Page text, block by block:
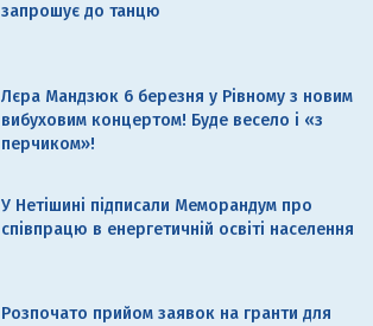
запрошує до танцю
Лєра Мандзюк 6 березня у Рівному з новим
вибуховим концертом! Буде весело і «з
перчиком»!
У Нетішині підписали Меморандум про
співпрацю в енергетичній освіті населення
Розпочато прийом заявок на гранти для